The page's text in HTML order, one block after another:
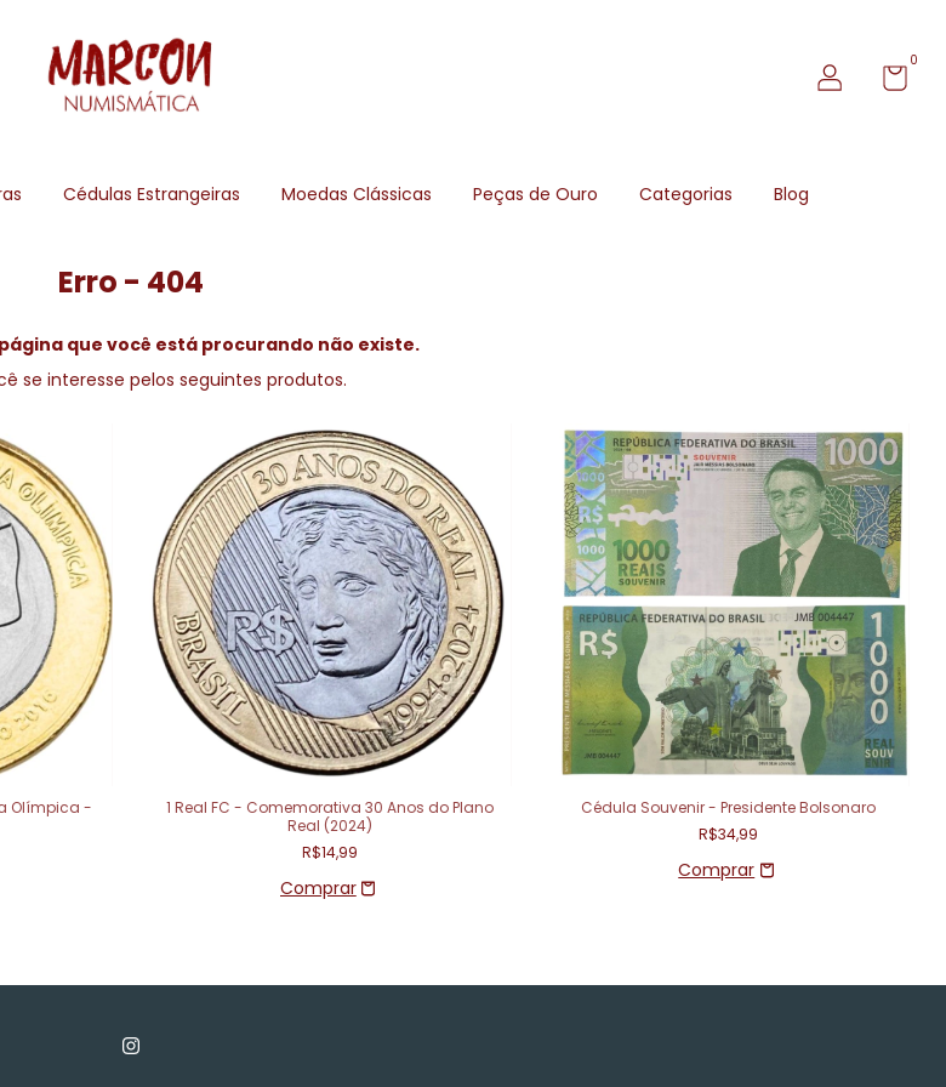
0
Cédulas Estrangeiras Moedas Clássicas Peças de Ouro Categorias Blog
Erro - 404
que você está procurando não existe.
se interesse pelos seguintes produtos.
Olímpica -
1 Real FC - Comemorativa 30 Anos do Plano
Real (2024)
R$14,99
Cédula Souvenir - Presidente Bolsonaro
R$34,99